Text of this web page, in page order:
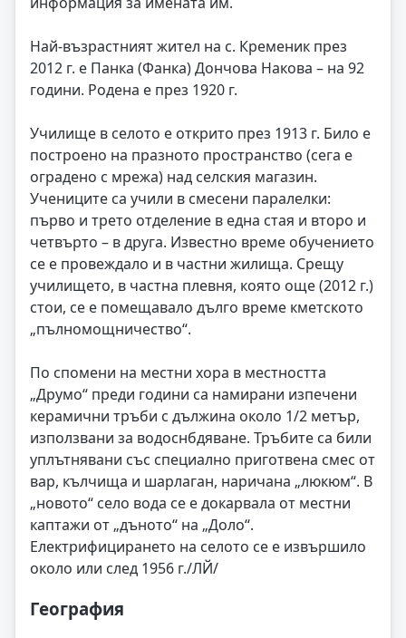
Най-възрастният жител на с. Кременик през
2012 г. е Панка (Фанка) Дончова Накова – на 92
години. Родена е през 1920 г.
Училище в селото е открито през 1913 г. Било е
построено на празното пространство (сега е
оградено с мрежа) над селския магазин.
Учениците са учили в смесени паралелки:
първо и трето отделение в една стая и второ и
четвърто – в друга. Известно време обучението
се е провеждало и в частни жилища. Срещу
училището, в частна плевня, която още (2012 г.)
стои, се е помещавало дълго време кметското
„пълномощничество“.
По спомени на местни хора в местността
„Друмо“ преди години са намирани изпечени
керамични тръби с дължина около 1/2 метър,
използвани за водоснбдяване. Тръбите са били
уплътнявани със специално приготвена смес от
вар, кълчища и шарлаган, наричана „люкюм“. В
„новото“ село вода се е докарвала от местни
каптажи от „дъното“ на „Доло“.
Електрифицирането на селото се е извършило
около или след 1956 г./ЛЙ/
География